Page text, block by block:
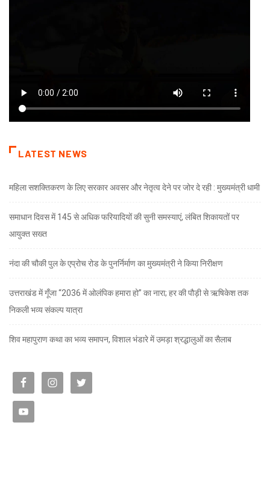
LATEST NEWS
महिला सशक्तिकरण के लिए सरकार अवसर और नेतृत्व देने पर जोर दे रही : मुख्यमंत्री धामी
समाधान दिवस में 145 से अधिक फरियादियों की सुनी समस्याएं, लंबित शिकायतों पर
आयुक्त सख्त
नंदा की चौकी पुल के एप्रोच रोड के पुनर्निर्माण का मुख्यमंत्री ने किया निरीक्षण
उत्तराखंड में गूँजा “2036 में ओलंपिक हमारा हो” का नारा; हर की पौड़ी से ऋषिकेश तक
निकली भव्य संकल्प यात्रा
शिव महापुराण कथा का भव्य समापन, विशाल भंडारे में उमड़ा श्रद्धालुओं का सैलाब